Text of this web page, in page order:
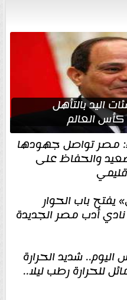
اليد بالتأهل
العالم
مصر تواصل جهودها
والحفاظ على
باب الحوار
أدب مصر الجديدة
شديد الحرارة
للحرارة رطب ليلا..